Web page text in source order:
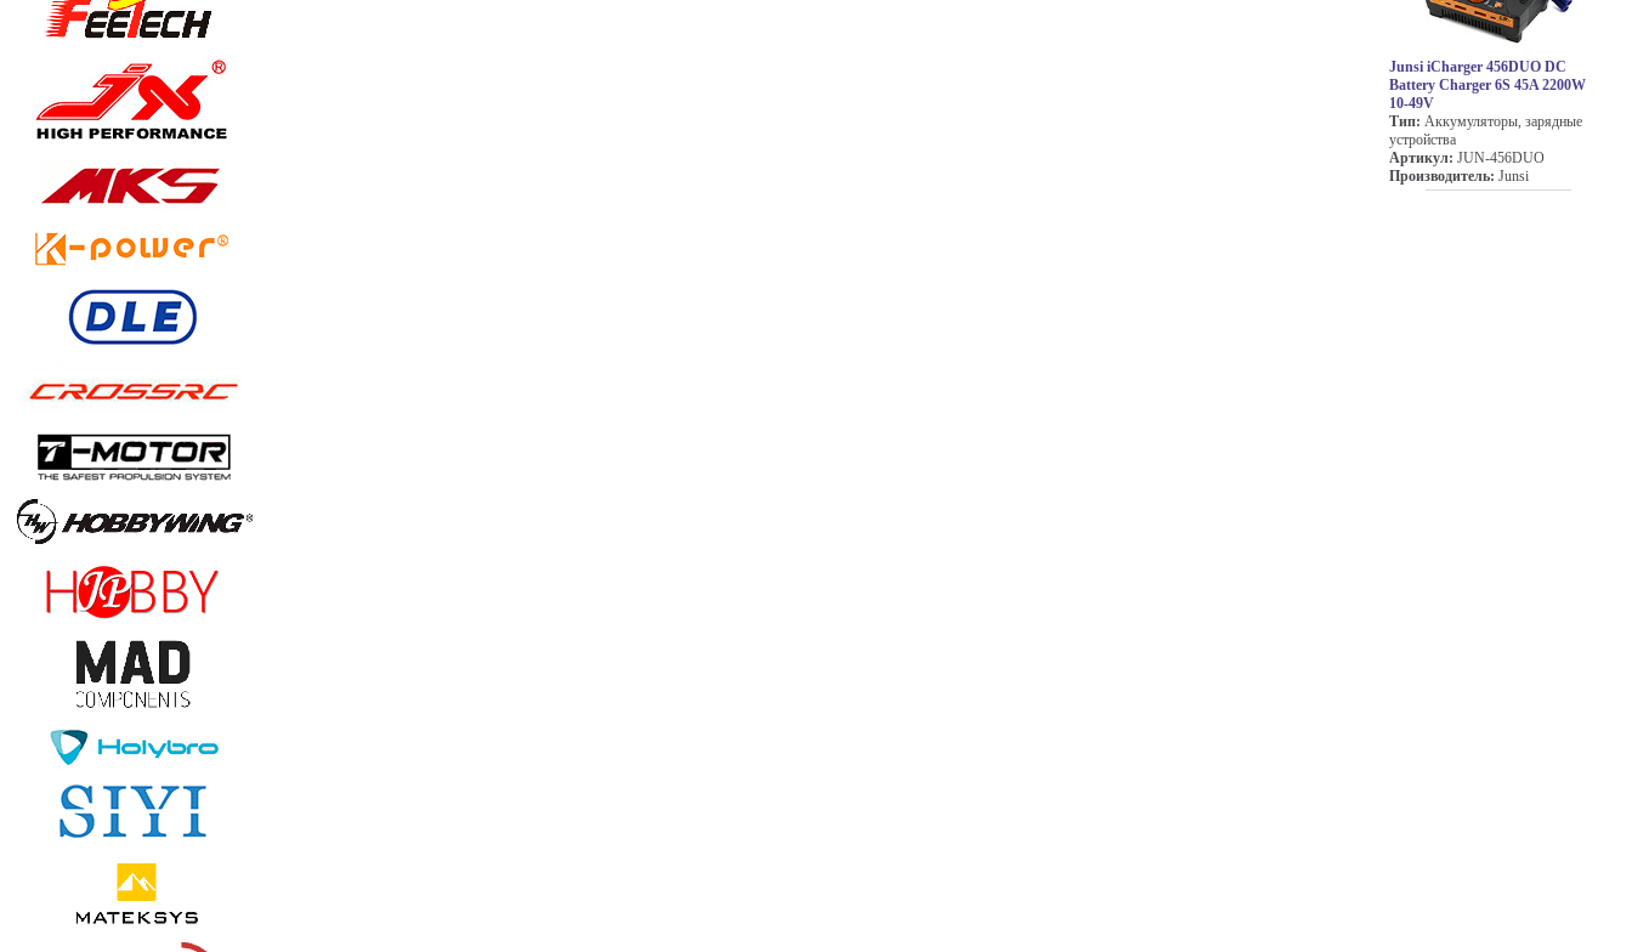
Junsi iCharger 456DUO DC
Battery Charger 6S 45A 2200W
10-49V
Тип: Аккумуляторы, зарядные
устройства
Артикул: JUN-456DUO
Производитель: Junsi